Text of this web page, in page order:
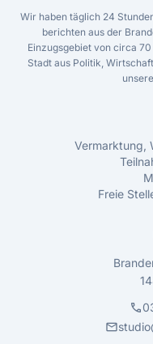
Wir haben täglich 24
berichten aus der
Einzugsgebiet von circa
Stadt aus Politik,
Vermarktung,
Freie
call
mail